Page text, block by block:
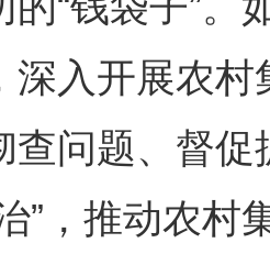
深入开展农村
查问题、督
”，推动农村